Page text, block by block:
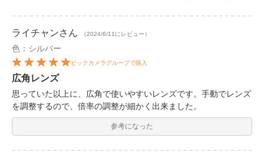
ライチャンさん （2024/6/11にレビュー）
色：シルバー
ビックカメラグループで購入
広角レンズ
思っていた以上に、広角で使いやすいレンズです。手動でレンズ
を調整するので、倍率の調整が細かく出来ました。
参考になった